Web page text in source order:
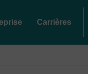
Carrières